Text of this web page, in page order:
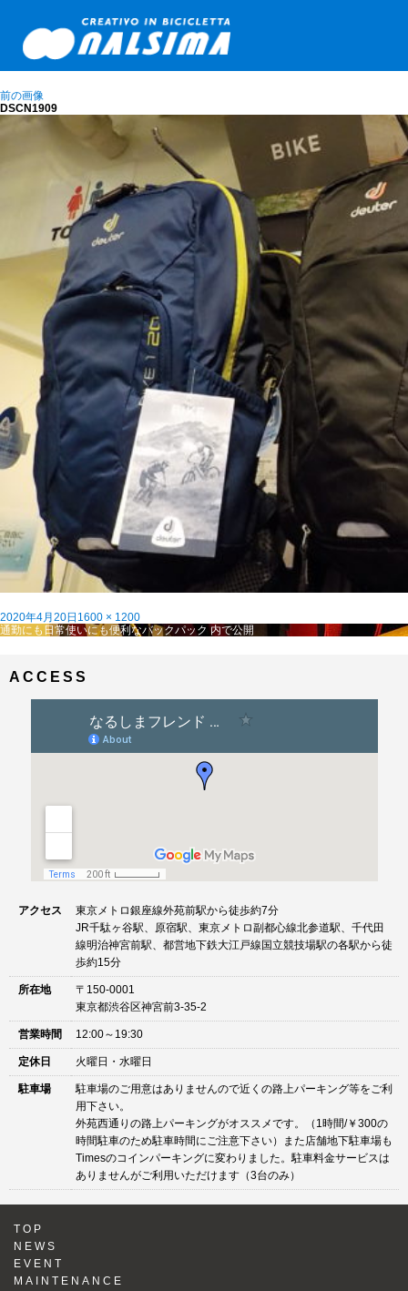
前の画像
DSCN1909
投
稿
2020年4月20日 フ
ル
1600 × 1200
投
ゲ
通勤にも日常使いにも便利なバックパック 内で公開
ACCESS
アクセス
東京メトロ銀座線外苑前駅から徒歩約7分
JR千駄ヶ谷駅、原宿駅、東京メトロ副都心線北参道駅、千代田
線明治神宮前駅、都営地下鉄大江戸線国立競技場駅の各駅から徒
歩約15分
所在地
〒150-0001
東京都渋谷区神宮前3-35-2
営業時間 12:00～19:30
定休日 火曜日・水曜日
駐車場
駐車場のご用意はありませんので近くの路上パーキング等をご利
用下さい。
外苑西通りの路上パーキングがオススメです。（1時間/￥300の
時間駐車のため駐車時間にご注意下さい）また店舗地下駐車場も
Timesのコインパーキングに変わりました。駐車料金サービスは
ありませんがご利用いただけます（3台のみ）
TOP
NEWS
EVENT
MAINTENANCE